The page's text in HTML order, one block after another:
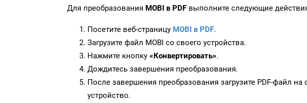
Для преобразования MOBI в PDF выполните следующие
Посетите веб-страницу MOBI в PDF.
Загрузите файл MOBI со своего устройства.
Нажмите кнопку «Конвертировать».
Дождитесь завершения преобразования.
После завершения преобразования загрузите PDF-файл на
устройство.